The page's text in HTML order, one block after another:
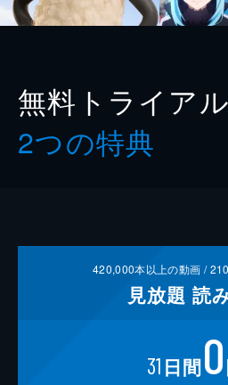
無料トライア
2つの特典
420,000本以上の動画 /210
見放題 読
31 日間0